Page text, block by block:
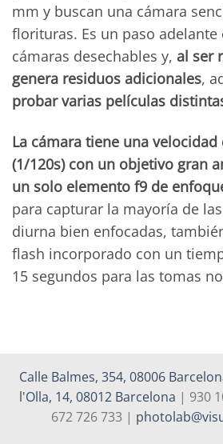
mm y buscan una cámara
florituras. Es un paso adelante
cámaras desechables y, al ser
genera residuos adicionales,
probar varias películas
La cámara tiene una
(1/120s) con un objetivo gran
un solo elemento f9 de
para capturar la mayoría de
diurna bien enfocadas,
flash incorporado con un
15 segundos para las tomas
Calle Balmes, 354, 08006
l'Olla, 14, 08012 Barcelona | 930
672 726 733 |